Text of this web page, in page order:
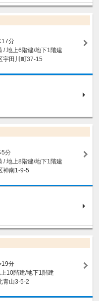
分
/ 地上6階建/地下1階建
宇田川町37-15
分
/ 地上8階建/地下1階建
神南1-9-5
分
10階建/地下1階建
青山3-5-2